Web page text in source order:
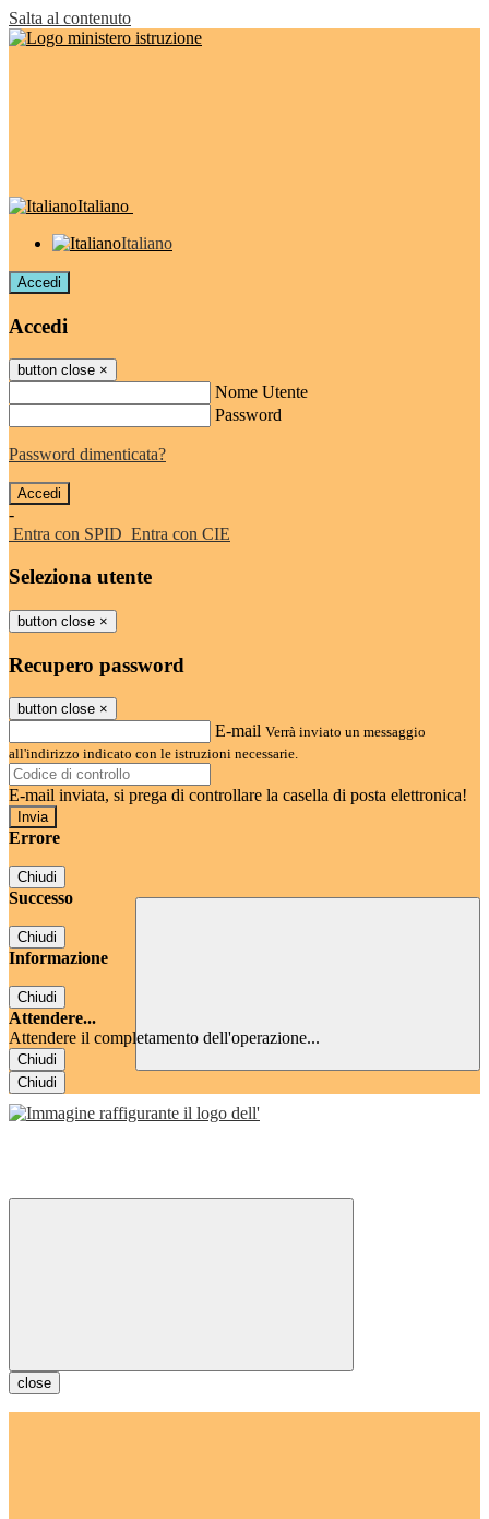
Salta al contenuto
Italiano
Italiano
Accedi
Accedi
button close ×
Nome Utente
Password
Password dimenticata?
-
Entra con SPID Entra con CIE
Seleziona utente
button close ×
Recupero password
button close ×
E-mail Verrà inviato un messaggio
all'indirizzo indicato con le istruzioni necessarie.
E-mail inviata, si prega di controllare la casella di posta elettronica!
Errore
Chiudi
Successo
Chiudi
Informazione
Chiudi
Attendere...
Attendere il completamento dell'operazione...
Chiudi
Chiudi
close